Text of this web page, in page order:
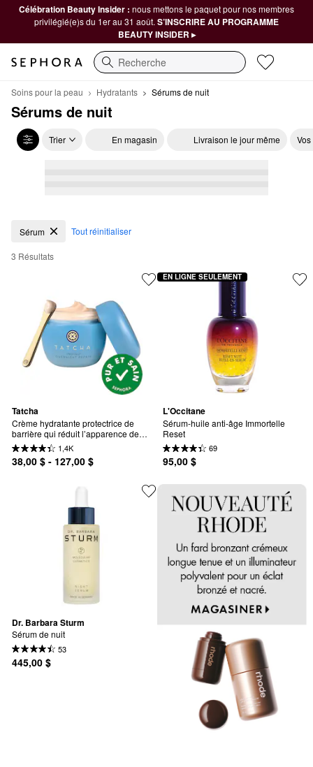
Célébration Beauty Insider : nous mettons le paquet pour nos membres
privilégié(e)s du 1er au 31 août. S’INSCRIRE AU PROGRAMME
BEAUTY INSIDER ▸
Recherche
Soins pour la peau Hydratants Sérums de nuit
Sérums de nuit
Trier En magasin Livraison le jour même
Sérums de nuit
Sérum Tout réinitialiser
3 Résultats
Tatcha
Crème hydratante protectrice de
barrière qui réduit l’apparence des
rougeurs Indigo Overnight Repair
1,4K
38,00 $ - 127,00 $
L'Occitane
Sérum-huile anti-âge Immortelle
Reset
69
95,00 $
EN LIGNE SEULEMENT
Dr. Barbara Sturm
Sérum de nuit
53
445,00 $